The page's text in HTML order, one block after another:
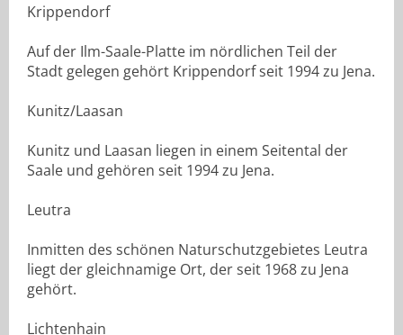
Krippendorf
Auf der Ilm-Saale-Platte im nördlichen Teil der
Stadt gelegen gehört Krippendorf seit 1994 zu Jena.
Kunitz/Laasan
Kunitz und Laasan liegen in einem Seitental der
Saale und gehören seit 1994 zu Jena.
Leutra
Inmitten des schönen Naturschutzgebietes Leutra
liegt der gleichnamige Ort, der seit 1968 zu Jena
gehört.
Lichtenhain